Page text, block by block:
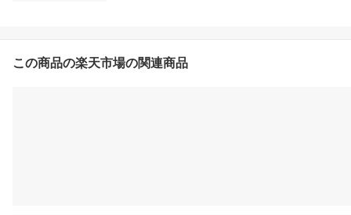
この商品の楽天市場の関連商品